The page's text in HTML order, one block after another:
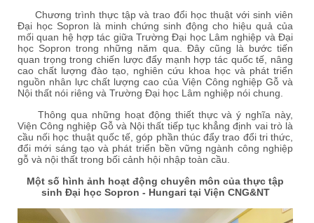
Chương trình thực tập và trao đổi học thuật với sinh viên
Đại học Sopron là minh chứng sinh động cho hiệu quả của
mối quan hệ hợp tác giữa Trường Đại học Lâm nghiệp và Đại
học Sopron trong những năm qua. Đây cũng là bước tiến
quan trọng trong chiến lược đẩy mạnh hợp tác quốc tế, nâng
cao chất lượng đào tạo, nghiên cứu khoa học và phát triển
nguồn nhân lực chất lượng cao của Viện Công nghiệp Gỗ và
Nội thất nói riêng và Trường Đại học Lâm nghiệp nói chung.
Thông qua những hoạt động thiết thực và ý nghĩa này,
Viện Công nghiệp Gỗ và Nội thất tiếp tục khẳng định vai trò là
cầu nối học thuật quốc tế, góp phần thúc đẩy trao đổi tri thức,
đổi mới sáng tạo và phát triển bền vững ngành công nghiệp
gỗ và nội thất trong bối cảnh hội nhập toàn cầu.
Một số hình ảnh hoạt động chuyên môn của thực tập
sinh Đại học Sopron - Hungari tại Viện CNG&NT